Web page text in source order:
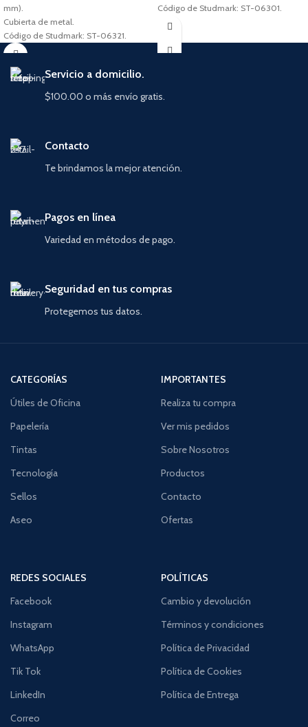
mm).
Cubierta de metal.
Código de Studmark: ST-06321.
Código de Studmark: ST-06301.
Servicio a domicilio.
$100.00 o más envío gratis.
Contacto
Te brindamos la mejor atención.
Pagos en línea
Variedad en métodos de pago.
Seguridad en tus compras
Protegemos tus datos.
CATEGORÍAS
Útiles de Oficina
Papelería
Tintas
Tecnología
Sellos
Aseo
IMPORTANTES
Realiza tu compra
Ver mis pedidos
Sobre Nosotros
Productos
Contacto
Ofertas
REDES SOCIALES
Facebook
Instagram
WhatsApp
Tik Tok
LinkedIn
Correo
POLÍTICAS
Cambio y devolución
Términos y condiciones
Política de Privacidad
Política de Cookies
Política de Entrega